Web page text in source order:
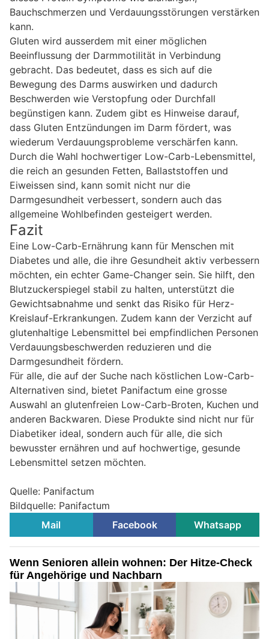
Bauchschmerzen und Verdauungsstörungen verstärken
kann.
Gluten wird ausserdem mit einer möglichen
Beeinflussung der Darmmotilität in Verbindung
gebracht. Das bedeutet, dass es sich auf die
Bewegung des Darms auswirken und dadurch
Beschwerden wie Verstopfung oder Durchfall
begünstigen kann. Zudem gibt es Hinweise darauf,
dass Gluten Entzündungen im Darm fördert, was
wiederum Verdauungsprobleme verschärfen kann.
Durch die Wahl hochwertiger Low-Carb-Lebensmittel,
die reich an gesunden Fetten, Ballaststoffen und
Eiweissen sind, kann somit nicht nur die
Darmgesundheit verbessert, sondern auch das
allgemeine Wohlbefinden gesteigert werden.
Fazit
Eine Low-Carb-Ernährung kann für Menschen mit
Diabetes und alle, die ihre Gesundheit aktiv verbessern
möchten, ein echter Game-Changer sein. Sie hilft, den
Blutzuckerspiegel stabil zu halten, unterstützt die
Gewichtsabnahme und senkt das Risiko für Herz-
Kreislauf-Erkrankungen. Zudem kann der Verzicht auf
glutenhaltige Lebensmittel bei empfindlichen Personen
Verdauungsbeschwerden reduzieren und die
Darmgesundheit fördern.
Für alle, die auf der Suche nach köstlichen Low-Carb-
Alternativen sind, bietet Panifactum eine grosse
Auswahl an glutenfreien Low-Carb-Broten, Kuchen und
anderen Backwaren. Diese Produkte sind nicht nur für
Diabetiker ideal, sondern auch für alle, die sich
bewusster ernähren und auf hochwertige, gesunde
Lebensmittel setzen möchten.
Quelle: Panifactum
Bildquelle: Panifactum
Mail
Facebook Whatsapp
Wenn Senioren allein wohnen: Der Hitze-Check
für Angehörige und Nachbarn